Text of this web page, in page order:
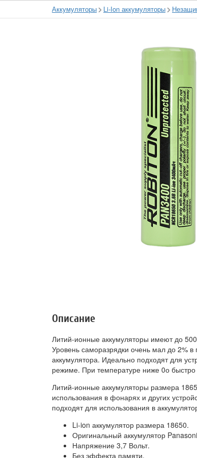
Аккумуляторы Li-Ion аккумуляторы
Описание
Литий-ионные аккумуляторы имеют до
Уровень саморазрядки очень мал до 2% в
аккумулятора. Идеально подходят для
режиме. При температуре ниже 0о
Литий-ионные аккумуляторы размера
использования в фонарях и других
подходят для использования в
Li-ion аккумулятор размера 18650.
Оригинальный аккумулятор
Напряжение 3,7 Вольт.
Без эффекта памяти.